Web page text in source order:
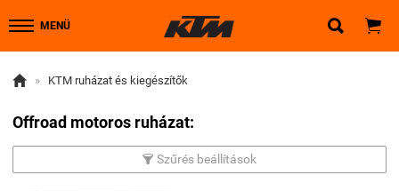
MENÜ  
 » KTM ruházat és kiegészítők
Offroad motoros ruházat:
 Szűrés beállítások